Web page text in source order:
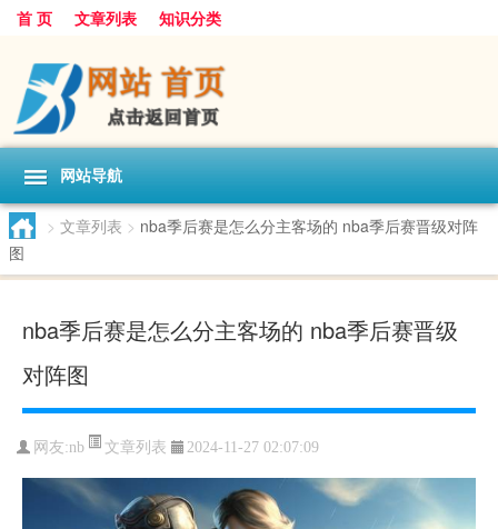
首 页 文章列表 知识分类
网站导航
> 文章列表 > nba季后赛是怎么分主客场的 nba季后赛晋级对阵
图
nba季后赛是怎么分主客场的 nba季后赛晋级
对阵图
网友:nb 文章列表 2024-11-27 02:07:09